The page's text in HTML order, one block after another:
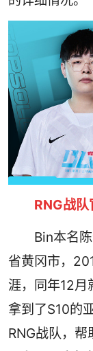
RNG战
Bin本名
省黄冈市，
涯，同年12月
拿到了S10的
RNG战队，